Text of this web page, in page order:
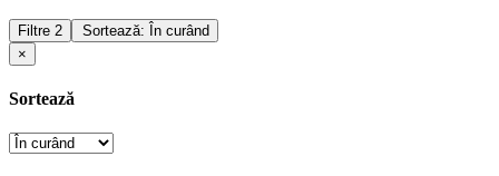
Filtre 2
Sortează: În curând
×
Sortează